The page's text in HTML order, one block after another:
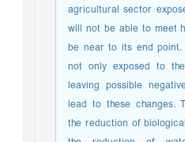
agricultural sector
will not be able to meet
be near to its end
not only exposed to
leaving possible
lead to these changes.
the reduction of